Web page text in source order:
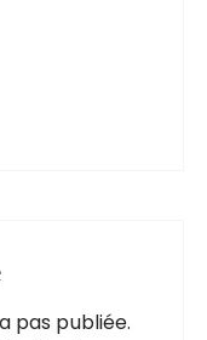
pas publiée.